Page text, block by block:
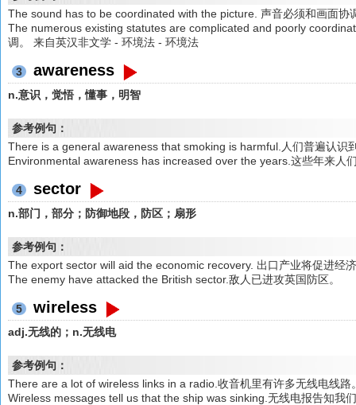
The sound has to be coordinated with the picture. 声音必须和画面协
The numerous existing statutes are complicated and poorly
调。 来自英汉非文学 - 环境法 - 环境法
3 awareness
n.意识，觉悟，懂事，明智
参考例句：
There is a general awareness that smoking is harmful.人们普遍认识
Environmental awareness has increased over the years.这些年来人
4 sector
n.部门，部分；防御地段，防区；扇形
参考例句：
The export sector will aid the economic recovery. 出口产业将促进经
The enemy have attacked the British sector.敌人已进攻英国防区。
5 wireless
adj.无线的；n.无线电
参考例句：
There are a lot of wireless links in a radio.收音机里有许多无线电线路
Wireless messages tell us that the ship was sinking.无线电报告知我